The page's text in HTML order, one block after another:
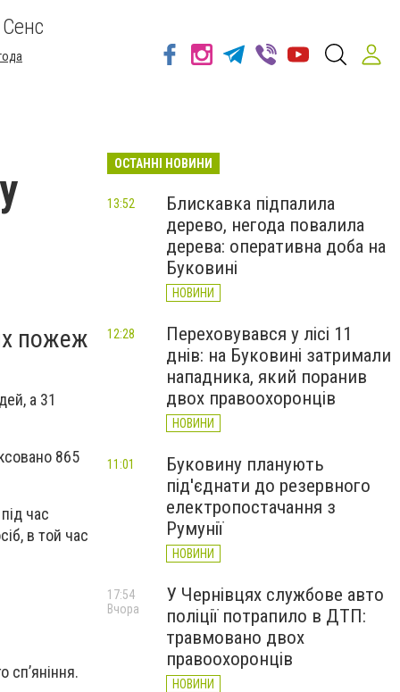
пожеж
а 31
865
час
в той час
сп’яніння.
ОСТАННІ НОВИНИ
Блискавка підпалила
дерево, негода повалила
дерева: оперативна доба на
Буковині
НОВИНИ
13:52
Переховувався у лісі 11
днів: на Буковині затримали
нападника, який поранив
двох правоохоронців
НОВИНИ
12:28
Буковину планують
під'єднати до резервного
електропостачання з
Румунії
НОВИНИ
11:01
У Чернівцях службове авто
поліції потрапило в ДТП:
травмовано двох
правоохоронців
НОВИНИ
17:54
Вчора